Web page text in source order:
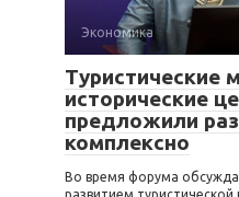
Экономика
Туристические
исторические
предложили
комплексно
Во время форума
развитием туристической